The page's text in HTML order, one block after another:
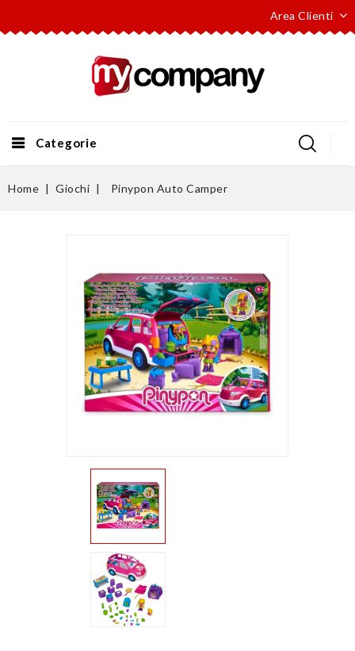
Area Clienti
Categorie
Home Giochi Pinypon Auto Camper